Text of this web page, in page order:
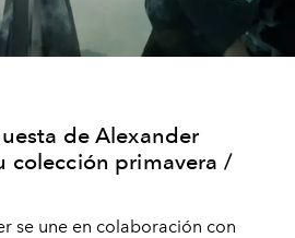
de Alexander
colección primavera /
se une en colaboración con